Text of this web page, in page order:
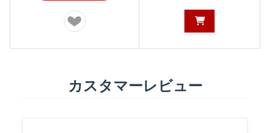
カスタマーレビュー